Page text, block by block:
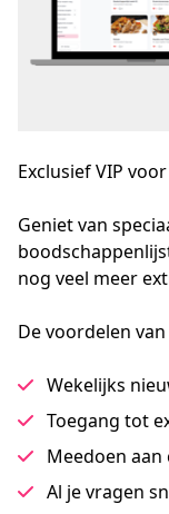
ExclusiefVIP
Geniet van
nog veel meer
De voordelen
Wekelijks
Toegang tot
Meedoen aan
Al je vragen